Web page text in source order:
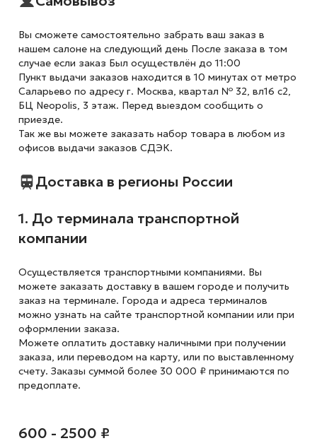
Вы сможете самостоятельно забрать ваш заказ в
нашем салоне на следующий день После заказа в том
случае если заказ Был осуществлён до 11:00
Пункт выдачи заказов находится в 10 минутах от метро
Саларьево по адресу г. Москва, квартал № 32, вл16 с2,
БЦ Neopolis, 3 этаж. Перед выездом сообщить о
приезде.
Так же вы можете заказать набор товара в любом из
офисов выдачи заказов СДЭК.
Доставка в регионы России
1. До терминала транспортной
компании
Осуществляется транспортными компаниями. Вы
можете заказать доставку в вашем городе и получить
заказ на терминале. Города и адреса терминалов
можно узнать на сайте транспортной компании или при
оформлении заказа.
Можете оплатить доставку наличными при получении
заказа, или переводом на карту, или по выставленному
счету. Заказы суммой более 30 000 ₽ принимаются по
предоплате.
600 - 2500 ₽